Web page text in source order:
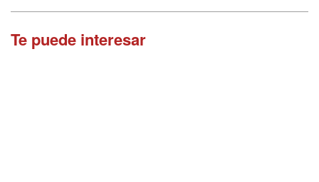
Te puede interesar